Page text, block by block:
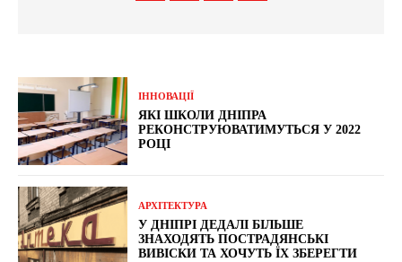
ІННОВАЦІЇ
ЯКІ ШКОЛИ ДНІПРА
РЕКОНСТРУЮВАТИМУТЬСЯ У 2022
РОЦІ
АРХІТЕКТУРА
У ДНІПРІ ДЕДАЛІ БІЛЬШЕ
ЗНАХОДЯТЬ ПОСТРАДЯНСЬКІ
ВИВІСКИ ТА ХОЧУТЬ ЇХ ЗБЕРЕГТИ